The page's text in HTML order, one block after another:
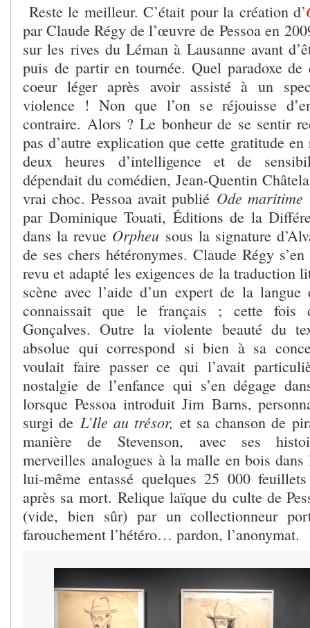
Reste le meilleur. C’était pour la création d’
par Claude Régy de l’œuvre de Pessoa en
sur les rives du Léman à Lausanne avant
puis de partir en tournée. Quel paradoxe
coeur léger après avoir assisté à un
violence ! Non que l’on se réjouisse
contraire. Alors ? Le bonheur de se sentir
pas d’autre explication que cette gratitude
deux heures d’intelligence et de
dépendait du comédien, Jean-Quentin
vrai choc. Pessoa avait publié Ode maritime
par Dominique Touati, Éditions de la
dans la revue Orpheu sous la signature
de ses chers hétéronymes. Claude Régy
revu et adapté les exigences de la traduction
scène avec l’aide d’un expert de la
connaissait que le français ; cette fois
Gonçalves. Outre la violente beauté du
absolue qui correspond si bien à sa
voulait faire passer ce qui l’avait
nostalgie de l’enfance qui s’en dégage
lorsque Pessoa introduit Jim Barns,
surgi de L’Ile au trésor, et sa chanson de
manière de Stevenson, avec ses
merveilles analogues à la malle en bois dans
lui-même entassé quelques 25 000
après sa mort. Relique laïque du culte de
(vide, bien sûr) par un collectionneur
farouchement l’hétéro… pardon, l’anonymat.